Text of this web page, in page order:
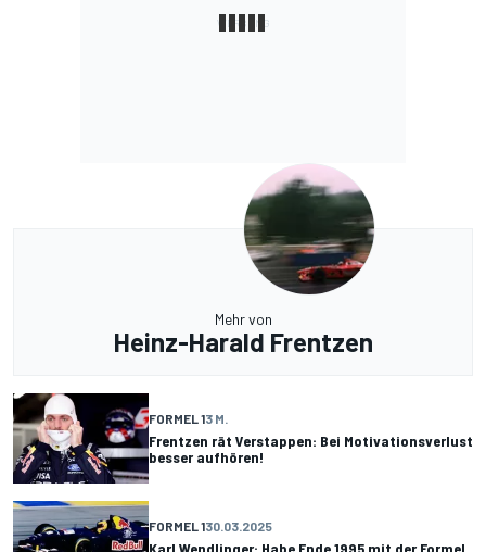
Mehr von
Heinz-Harald Frentzen
FORMEL 13 M.
Frentzen rät Verstappen: Bei Motivationsverlust
besser aufhören!
FORMEL 130.03.2025